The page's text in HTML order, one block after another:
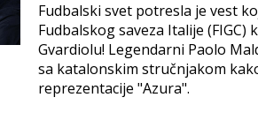
Fudbalski svet potresla je vest
Fudbalskog saveza Italije
Gvardiolu! Legendarni Paolo
sa katalonskim stručnjakom
reprezentacije "Azura".